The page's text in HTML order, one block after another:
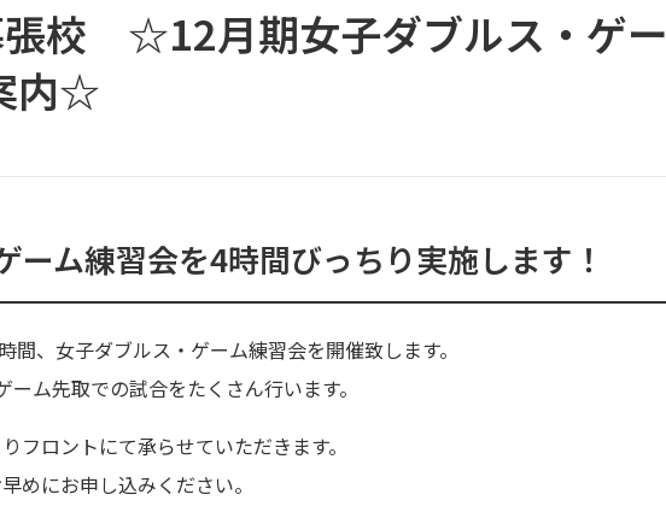
張校 ☆12月期女子ダブルス・ゲー
内☆
ーム練習会を4時間びっちり実施します！
間、女子ダブルス・ゲーム練習会を開催致します。
ム先取での試合をたくさん行います。
フロントにて承らせていただきます。
めにお申し込みください。